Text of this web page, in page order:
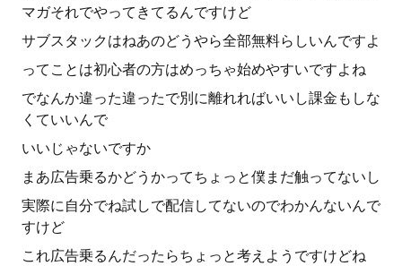
マガそれでやってきてるんですけど
サブスタックはねあのどうやら全部無料らしいんですよ
ってことは初心者の方はめっちゃ始めやすいですよね
でなんか違った違ったで別に離れればいいし課金もしな
くていいんで
いいじゃないですか
まあ広告乗るかどうかってちょっと僕まだ触ってないし
実際に自分でね試しで配信してないのでわかんないんで
すけど
これ広告乗るんだったらちょっと考えようですけどね